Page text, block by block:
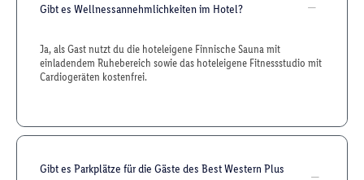
Gibt es Wellnessannehmlichkeiten im Hotel?
Ja, als Gast nutzt du die hoteleigene Finnische Sauna mit
einladendem Ruhebereich sowie das hoteleigene Fitnessstudio mit
Cardiogeräten kostenfrei.
Gibt es Parkplätze für die Gäste des Best Western Plus